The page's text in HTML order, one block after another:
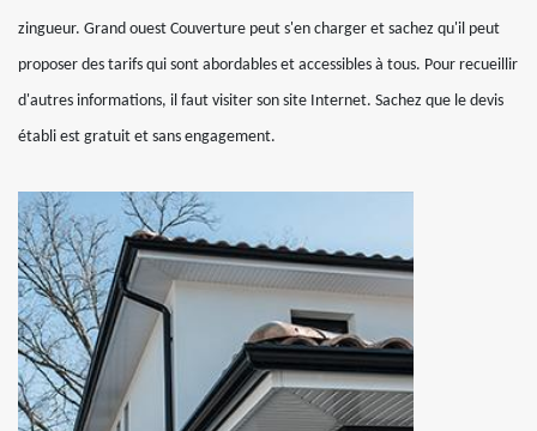
zingueur. Grand ouest Couverture peut s'en charger et sachez qu'il peut
proposer des tarifs qui sont abordables et accessibles à tous. Pour recueillir
d'autres informations, il faut visiter son site Internet. Sachez que le devis
établi est gratuit et sans engagement.